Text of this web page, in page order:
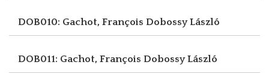
DOB010: Gachot, François Dobossy László
DOB011: Gachot, François Dobossy László